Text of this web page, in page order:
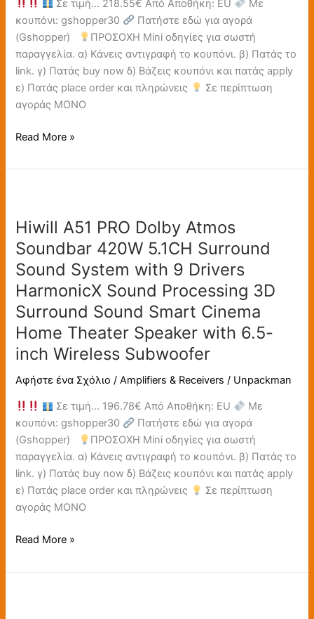
Σε τιμή… 218.55€ Από Αποθήκη: EU
Με
κουπόνι: gshopper30
Πατήστε εδώ για αγορά
(Gshopper)
ΠΡΟΣΟΧΗ Mini οδηγίες για σωστή
παραγγελία. α) Κάνεις αντιγραφή το κουπόνι. β) Πατάς το
link. γ) Πατάς buy now δ) Βάζεις κουπόνι και πατάς apply
ε) Πατάς place order και πληρώνεις
Σε περίπτωση
αγοράς ΜΟΝΟ
TVs
with
6.5
Inch
Subwoofer
for
Theater
EU
Read More »
Hiwill A51 PRO Dolby Atmos
Soundbar 420W 5.1CH Surround
Sound System with 9 Drivers
HarmonicX Sound Processing 3D
Surround Sound Smart Cinema
Home Theater Speaker with 6.5-
inch Wireless Subwoofer
Αφήστε ένα Σχόλιο /Amplifiers & Receivers / Unpackman
Σε τιμή… 196.78€ Από Αποθήκη: EU
Με
κουπόνι: gshopper30
Πατήστε εδώ για αγορά
(Gshopper)
ΠΡΟΣΟΧΗ Mini οδηγίες για σωστή
παραγγελία. α) Κάνεις αντιγραφή το κουπόνι. β) Πατάς το
link. γ) Πατάς buy now δ) Βάζεις κουπόνι και πατάς apply
ε) Πατάς place order και πληρώνεις
Σε περίπτωση
αγοράς ΜΟΝΟ
PRO
Dolby
Atmos
Soundbar
420W
5.1CH
Surround
Sound
System
with
Drivers
HarmonicX
Sound
Processing
3D
Surround
Sound
Cinema
Read More »